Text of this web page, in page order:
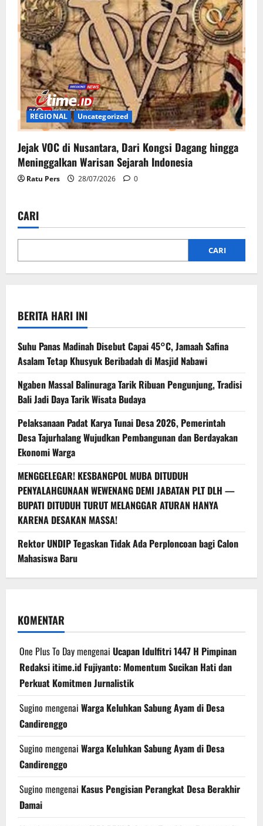
REGIONAL Uncategorized
Jejak VOC di Nusantara, Dari Kongsi Dagang hingga
Meninggalkan Warisan Sejarah Indonesia
Ratu Pers 28/07/2026 0
CARI
CARI
BERITA HARI INI
Suhu Panas Madinah Disebut Capai 45°C, Jamaah Safina
Asalam Tetap Khusyuk Beribadah di Masjid Nabawi
Ngaben Massal Balinuraga Tarik Ribuan Pengunjung, Tradisi
Bali Jadi Daya Tarik Wisata Budaya
Pelaksanaan Padat Karya Tunai Desa 2026, Pemerintah
Desa Tajurhalang Wujudkan Pembangunan dan Berdayakan
Ekonomi Warga
MENGGELEGAR! KESBANGPOL MUBA DITUDUH
PENYALAHGUNAAN WEWENANG DEMI JABATAN PLT DLH —
BUPATI DITUDUH TURUT MELANGGAR ATURAN HANYA
KARENA DESAKAN MASSA!
Rektor UNDIP Tegaskan Tidak Ada Perploncoan bagi Calon
Mahasiswa Baru
KOMENTAR
One Plus To Daymengenai Ucapan Idulfitri 1447 H Pimpinan
Redaksi itime.id Fujiyanto: Momentum Sucikan Hati dan
Perkuat Komitmen Jurnalistik
Sugino mengenai Warga Keluhkan Sabung Ayam di Desa
Candirenggo
Sugino mengenai Warga Keluhkan Sabung Ayam di Desa
Candirenggo
Sugino mengenai Kasus Pengisian Perangkat Desa Berakhir
Damai